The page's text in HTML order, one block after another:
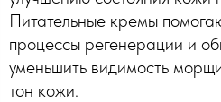
Питательные кремы
процессы регенерации и
уменьшить видимость
тон кожи.